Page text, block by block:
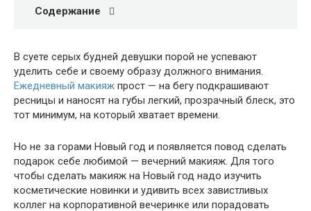
Содержание
В суете серых будней девушки порой не успевают
уделить себе и своему образу должного внимания.
Ежедневный макияж прост — на бегу подкрашивают
ресницы и наносят на губы легкий, прозрачный блеск, это
тот минимум, на который хватает времени.
Но не за горами Новый год и появляется повод сделать
подарок себе любимой — вечерний макияж. Для того
чтобы сделать макияж на Новый год надо изучить
косметические новинки и удивить всех завистливых
коллег на корпоративной вечеринке или порадовать